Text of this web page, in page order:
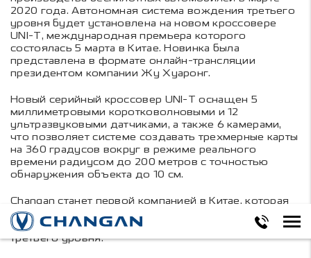
2020 года. Автономная система вождения третьего
уровня будет установлена на новом кроссовере
UNI-T, международная премьера которого
состоялась 5 марта в Китае. Новинка была
представлена в формате онлайн-трансляции
президентом компании Жу Хуаронг.
Новый серийный кроссовер UNI-T оснащен 5
миллиметровыми коротковолновыми и 12
ультразвуковыми датчиками, а также 6 камерами,
что позволяет системе создавать трехмерные карты
на 360 градусов вокруг в режиме реального
времени радиусом до 200 метров с точностью
обнаружения объекта до 10 см.
Changan станет первой компанией в Китае, которая
представит в массовое производство автомобили,
оснащенные технологией автономного вождения
третьего уровня.